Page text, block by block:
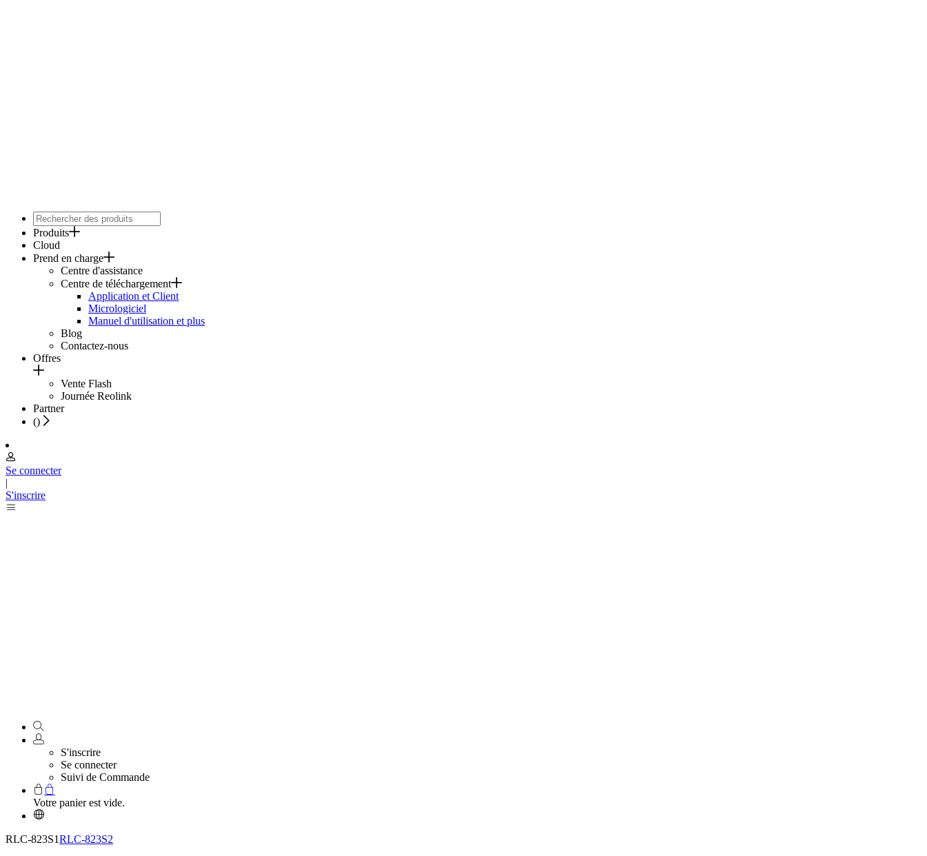
Produits
Cloud
Prend en charge
Centre d'assistance
Centre de téléchargement
Application et Client
Micrologiciel
Manuel d'utilisation et plus
Blog
Contactez-nous
Offres
Vente Flash
Journée Reolink
Partner
()
Se connecter
|
S'inscrire
S'inscrire
Se connecter
Suivi de Commande
Votre panier est vide.
RLC-823S1RLC-823S2